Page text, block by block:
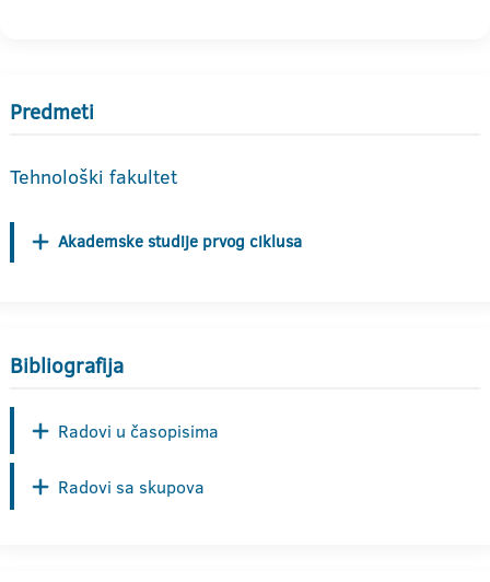
Predmeti
Tehnološki fakultet
Akademske studije prvog ciklusa
Bibliografija
Radovi u časopisima
Radovi sa skupova